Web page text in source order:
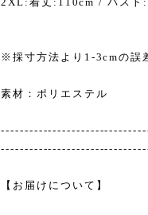
※採寸方法より1-3cmの誤
素材：ポリエステル
【お届けについて】